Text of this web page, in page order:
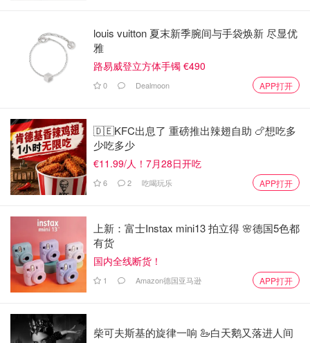
louis vuitton 夏末新季腕间与手袋焕新 尽显优
雅
路易威登立方体手镯 €490
0 Dealmoon APP打开
🇩🇪KFC出息了 重磅推出辣翅自助 🍗想吃多
少吃多少
€11.99/人！7月28日开吃
6 2 吃喝玩乐 APP打开
上新：富士Instax mini13 拍立得 🌸德国5色都
有货
国内全线断货！
1 Amazon德国亚马逊 APP打开
柴可夫斯基的旋律一响 🦢白天鹅又落进人间